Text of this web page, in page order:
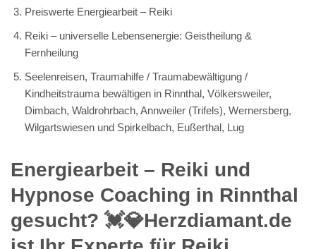
Preiswerte Energiearbeit – Reiki
Reiki – universelle Lebensenergie: Geistheilung &
Fernheilung
Seelenreisen, Traumahilfe / Traumabewältigung /
Kindheitstrauma bewältigen in Rinnthal, Völkersweiler,
Dimbach, Waldrohrbach, Annweiler (Trifels), Wernersberg,
Wilgartswiesen und Spirkelbach, Eußerthal, Lug
Energiearbeit – Reiki und
Hypnose Coaching in Rinnthal
gesucht? 💓️💎Herzdiamant.de